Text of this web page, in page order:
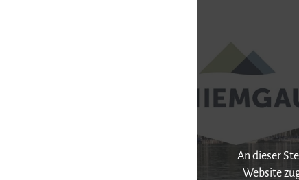
An dieser
Website